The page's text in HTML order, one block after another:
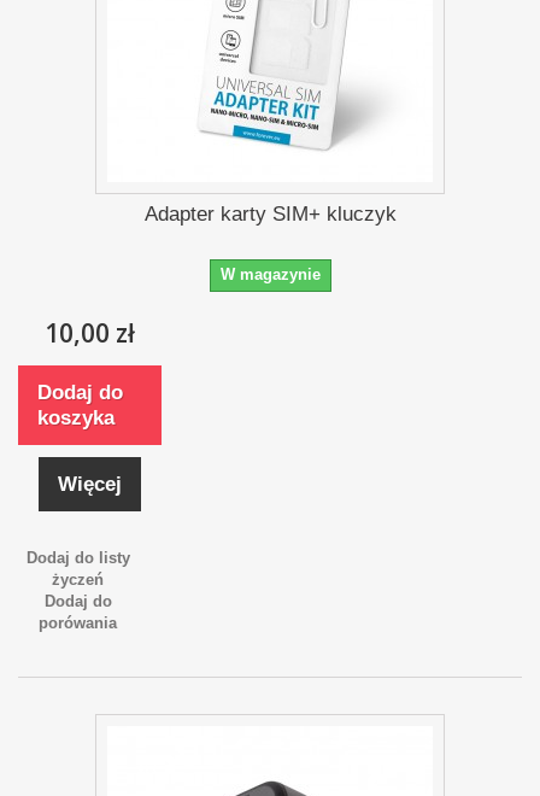
Adapter karty SIM+ kluczyk
W magazynie
10,00 zł
Dodaj do
koszyka
Więcej
Dodaj do listy
życzeń
Dodaj do
porówania